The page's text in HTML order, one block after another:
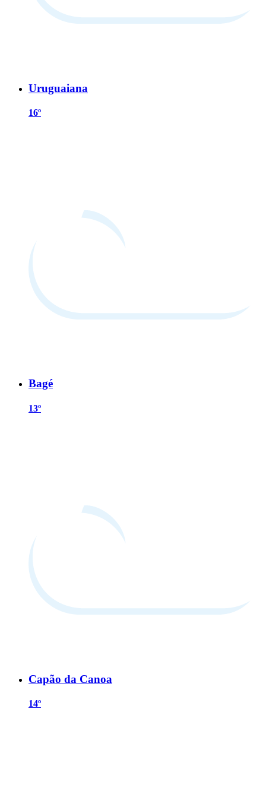
Uruguaiana
16º
Bagé
13º
Capão da Canoa
14º